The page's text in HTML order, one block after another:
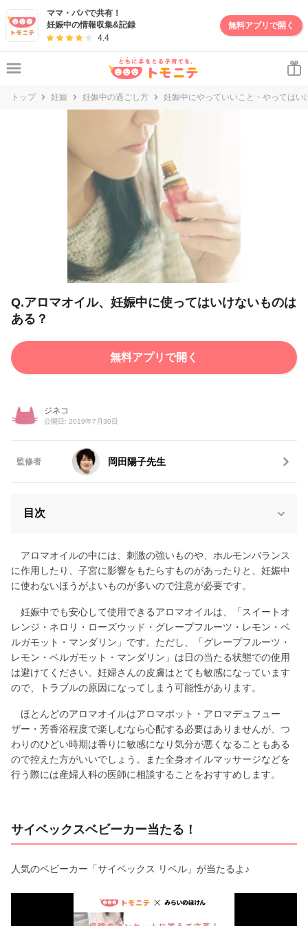
ママ・パパで共有！
妊娠中の情報収集&記録
4.4
無料アプリで開く
トップ 妊娠 妊娠中の過ごし方 妊娠中にやっていいこと・やってはい
Q.アロマオイル、妊娠中に使ってはいけないものは
ある？
無料アプリで開く
ジネコ
公開日: 2019年7月30日
監修者 岡田陽子先生
目次
アロマオイルの中には、刺激の強いものや、ホルモンバランス
に作用したり、子宮に影響をもたらすものがあったりと、妊娠中
に使わないほうがよいものが多いので注意が必要です。
妊娠中でも安心して使用できるアロマオイルは、「スイートオ
レンジ・ネロリ・ローズウッド・グレープフルーツ・レモン・ベ
ルガモット・マンダリン」です。ただし、「グレープフルーツ・
レモン・ベルガモット・マンダリン」は日の当たる状態での使用
は避けてください。妊婦さんの皮膚はとても敏感になっています
ので、トラブルの原因になってしまう可能性があります。
ほとんどのアロマオイルはアロマポット・アロマデュフュー
ザー・芳香浴程度で楽しむなら心配する必要はありませんが、つ
わりのひどい時期は香りに敏感になり気分が悪くなることもある
ので控えた方がいいでしょう。また全身オイルマッサージなどを
行う際には産婦人科の医師に相談することをおすすめします。
サイベックスベビーカー当たる！
人気のベビーカー「サイベックス リベル」が当たるよ♪
妊娠・出産・子育て情報サイト | トモニテ